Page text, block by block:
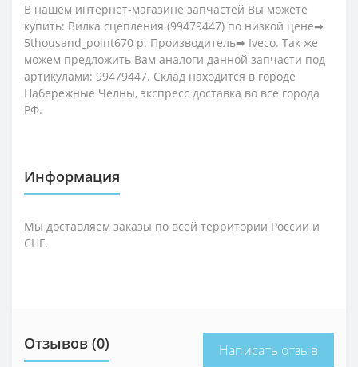
В нашем интернет-магазине запчастей Вы можете
купить: Вилка сцепления (99479447) по низкой цене➡
5thousand_point670 р. Производитель➡ Iveco. Так же
можем предложить Вам аналоги данной запчасти под
артикулами: 99479447. Склад находится в городе
Набережные Челны, экспресс доставка во все города
РФ.
Информация
Мы доставляем заказы по всей территории России и
СНГ.
Отзывов (0) Написать отзыв